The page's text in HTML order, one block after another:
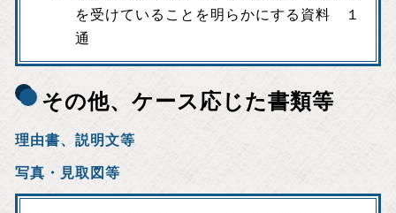
を受けていることを明らかにする資料 １
通
その他、ケース応じた書類等
理由書、説明文等
写真・見取図等